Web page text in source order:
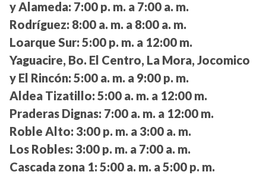
y Alameda: 7:00 p. m. a 7:00 a. m.
Rodríguez: 8:00 a. m. a 8:00 a. m.
Loarque Sur: 5:00 p. m. a 12:00 m.
Yaguacire, Bo. El Centro, La Mora, Jocomico
y El Rincón: 5:00 a. m. a 9:00 p. m.
Aldea Tizatillo: 5:00 a. m. a 12:00 m.
Praderas Dignas: 7:00 a. m. a 12:00 m.
Roble Alto: 3:00 p. m. a 3:00 a. m.
Los Robles: 3:00 p. m. a 7:00 a. m.
Cascada zona 1: 5:00 a. m. a 5:00 p. m.